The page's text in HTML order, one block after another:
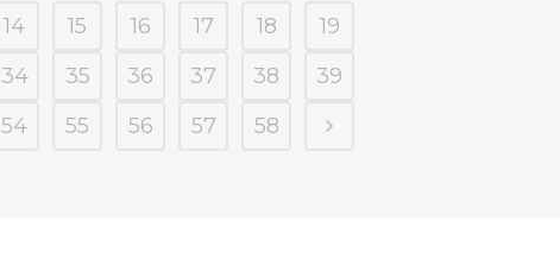
14 15 16 17 18
19
34 35 36 37 38
39
54 55 56 57 58